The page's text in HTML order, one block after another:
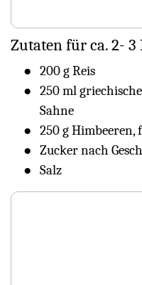
Zutaten für ca. 2- 3
200 g Reis
250 ml
Sahne
250 g Himbeeren,
Zucker nach
Salz